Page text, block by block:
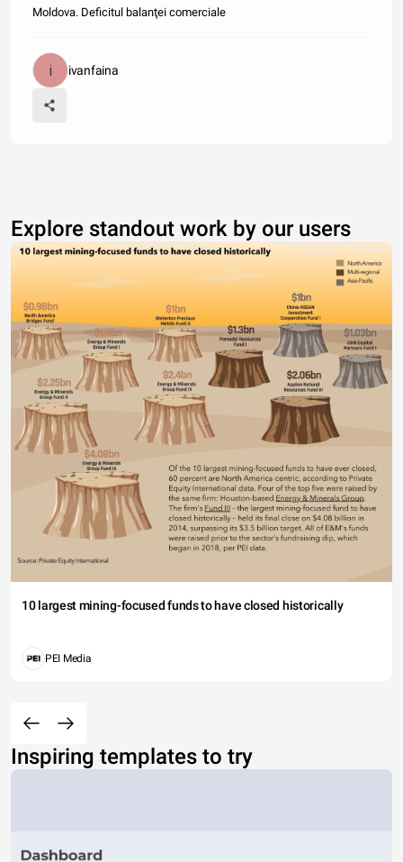
Moldova. Deficitul balanţei comerciale
ivanfaina
Explore standout work by our users
10 largest mining-focused funds to have closed historically
PEI Media
Inspiring templates to try